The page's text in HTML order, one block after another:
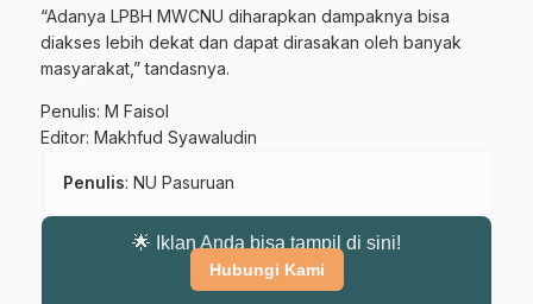
“Adanya LPBH MWCNU diharapkan dampaknya bisa
diakses lebih dekat dan dapat dirasakan oleh banyak
masyarakat,” tandasnya.
Penulis: M Faisol
Editor: Makhfud Syawaludin
Penulis: NU Pasuruan
🌟 Iklan Anda bisa tampil di sini!
Hubungi Kami